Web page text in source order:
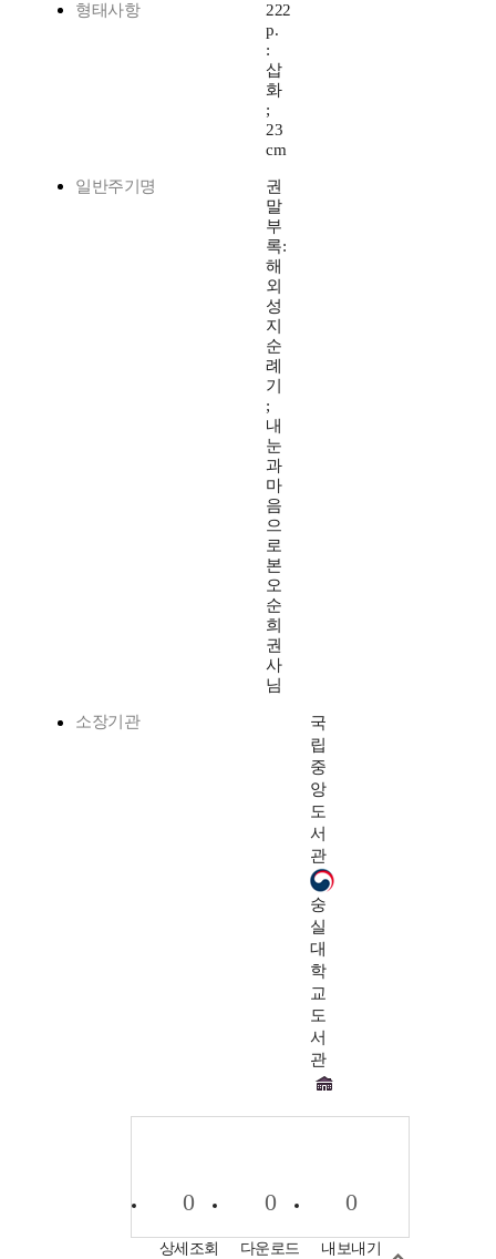
형태사항
222
p.
:
삽
화
;
23
cm
일반주기명
권
말
부
록:
해
외
성
지
순
례
기
;
내
눈
과
마
음
으
로
본
오
순
희
권
사
님
소장기관
국
립
중
앙
도
서
관
숭
실
대
학
교
도
서
관
0
상세조회
0
다운로드
0
내보내기